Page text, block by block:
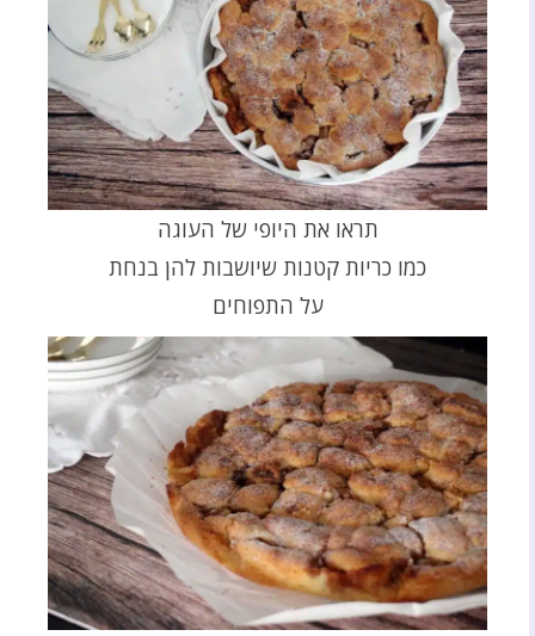
תראו את היופי של העוגה
כמו כריות קטנות שיושבות להן בנחת
על התפוחים